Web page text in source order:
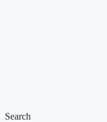
Search